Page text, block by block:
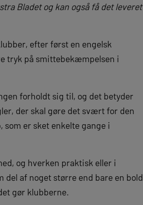
Bladet og kan også få det leveret
efter først en engelsk
tryk på smittebekæmpelsen i
forholdt sig til, og det betyder
der skal gøre det svært for den
er sket enkelte gange i
og hverken praktisk eller i
del af noget større end bare en bold
gør klubberne.